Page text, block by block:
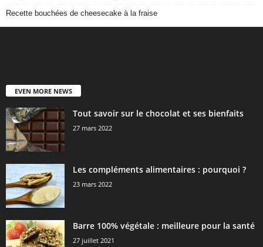
Recette bouchées de cheesecake à la fraise
EVEN MORE NEWS
Tout savoir sur le chocolat et ses bienfaits
27 mars 2022
Les compléments alimentaires : pourquoi ?
23 mars 2022
Barre 100% végétale : meilleure pour la santé
27 juillet 2021